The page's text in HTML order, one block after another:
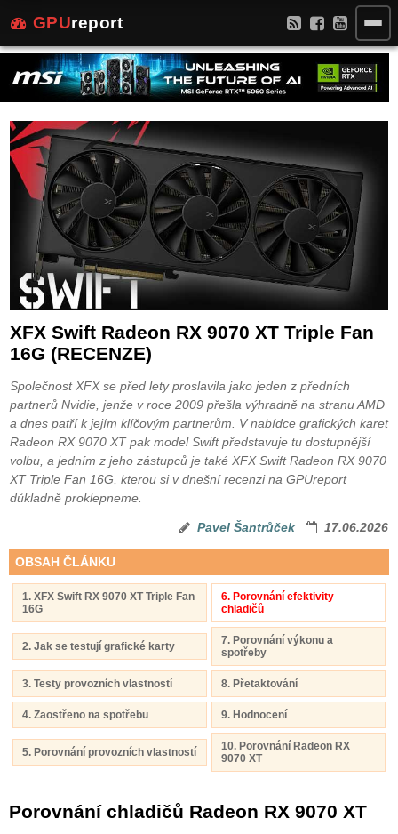
GPUreport
XFX Swift Radeon RX 9070 XT Triple Fan
16G (RECENZE)
Společnost XFX se před lety proslavila jako jeden z předních
partnerů Nvidie, jenže v roce 2009 přešla výhradně na stranu AMD
a dnes patří k jejím klíčovým partnerům. V nabídce grafických karet
Radeon RX 9070 XT pak model Swift představuje tu dostupnější
volbu, a jedním z jeho zástupců je také XFX Swift Radeon RX 9070
XT Triple Fan 16G, kterou si v dnešní recenzi na GPUreport
důkladně proklepneme.
Pavel Šantrůček 17.06.2026
OBSAH ČLÁNKU
1. XFX Swift RX 9070 XT Triple Fan
16G
6. Porovnání efektivity
chladičů
2. Jak se testují grafické karty
7. Porovnání výkonu a
spotřeby
3. Testy provozních vlastností 8. Přetaktování
4. Zaostřeno na spotřebu 9. Hodnocení
5. Porovnání provozních vlastností
10. Porovnání Radeon RX
9070 XT
Porovnání chladičů Radeon RX 9070 XT